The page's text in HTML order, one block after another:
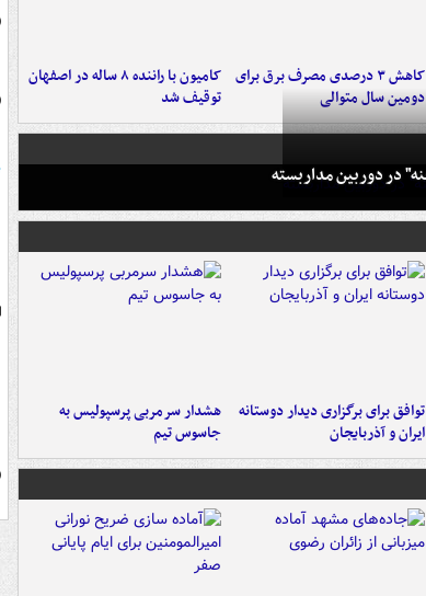
کاهش ۳ درصدی مصرف برق برای
دومین سال متوالی
کامیون با راننده ۸ ساله در اصفهان
توقیف شد
توافق برای برگزاری دیدار دوستانه
ایران و آذربایجان
هشدار سرمربی پرسپولیس به
جاسوس تیم